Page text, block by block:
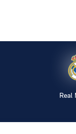
Real